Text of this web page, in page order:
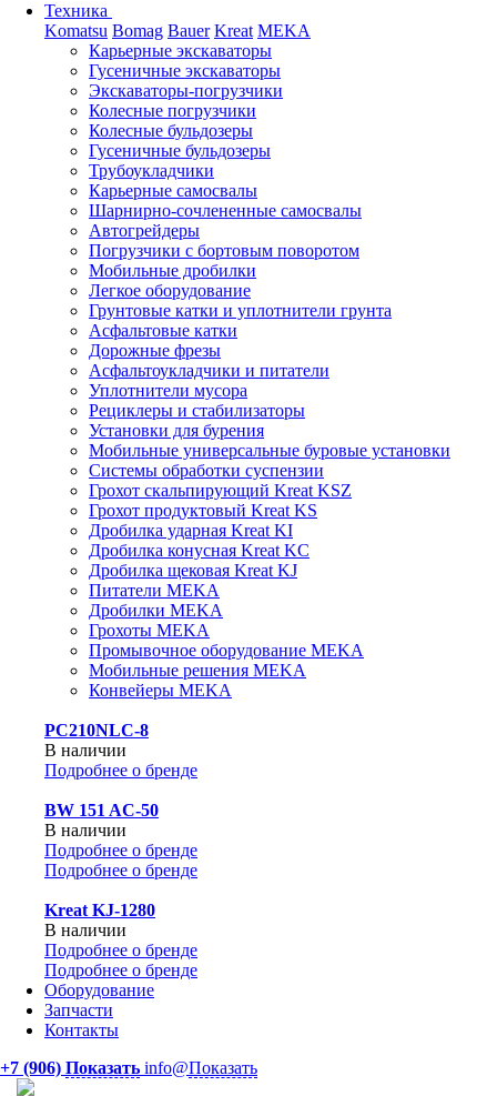
Техника
Komatsu Bomag Bauer Kreat MEKA
Карьерные экскаваторы
Гусеничные экскаваторы
Экскаваторы-погрузчики
Колесные погрузчики
Колесные бульдозеры
Гусеничные бульдозеры
Трубоукладчики
Карьерные самосвалы
Шарнирно-сочлененные cамосвалы
Автогрейдеры
Погрузчики с бортовым поворотом
Мобильные дробилки
Легкое оборудование
Грунтовые катки и уплотнители грунта
Асфальтовые катки
Дорожные фрезы
Асфальтоукладчики и питатели
Уплотнители мусора
Рециклеры и стабилизаторы
Установки для бурения
Мобильные универсальные буровые установки
Системы обработки суспензии
Грохот скальпирующий Kreat KSZ
Грохот продуктовый Kreat KS
Дробилка ударная Kreat KI
Дробилка конусная Kreat KC
Дробилка щековая Kreat KJ
Питатели MEKA
Дробилки MEKA
Грохоты MEKA
Промывочное оборудование MEKA
Мобильные решения MEKA
Конвейеры MEKA
PC210NLC-8
В наличии
Подробнее о бренде
BW 151 AC-50
В наличии
Подробнее о бренде
Подробнее о бренде
Kreat KJ-1280
В наличии
Подробнее о бренде
Подробнее о бренде
Оборудование
Запчасти
Контакты
+7 (906) Показать info@Показать